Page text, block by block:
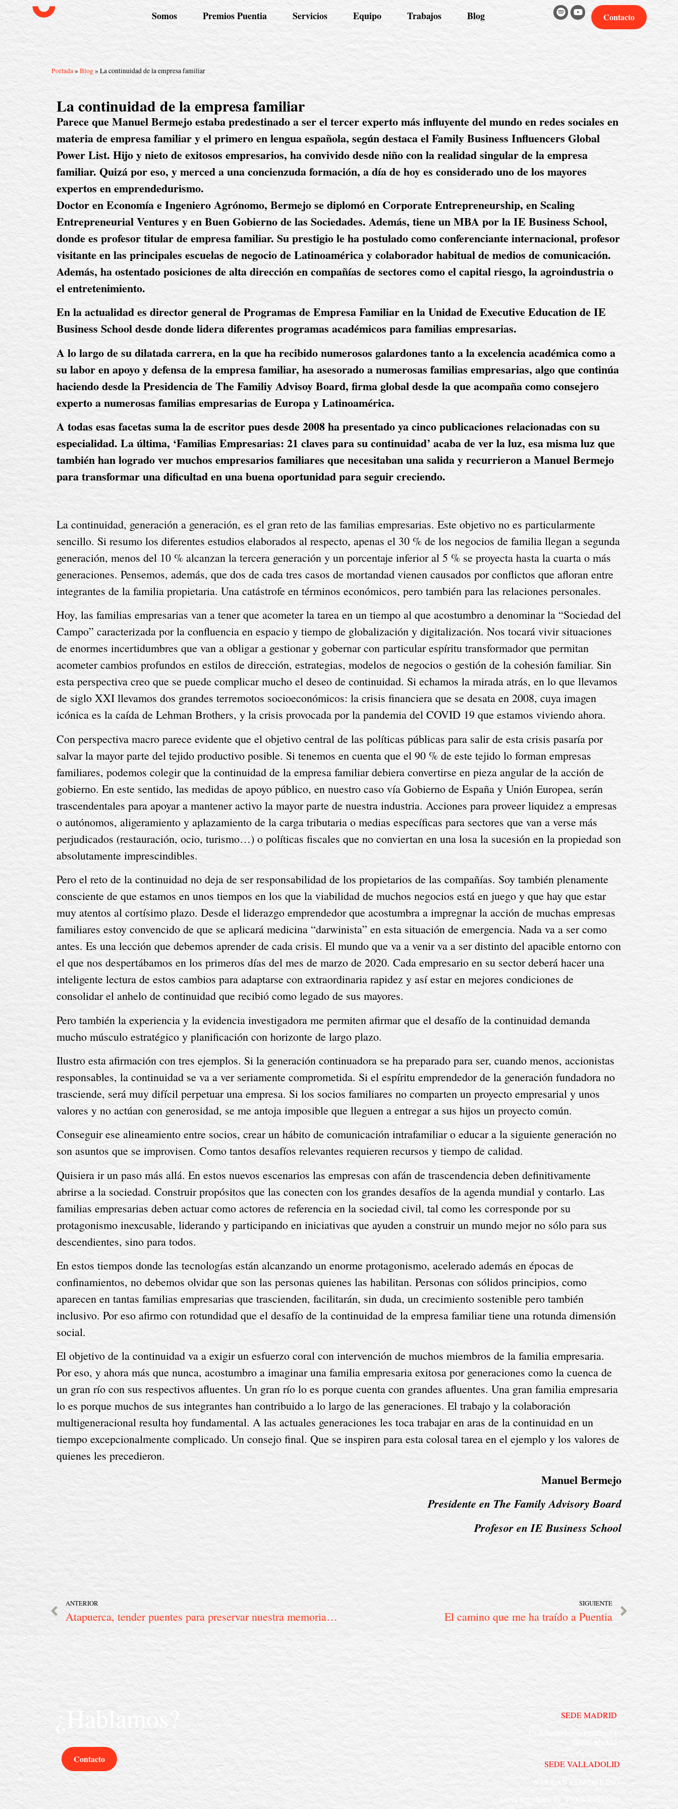
Somos Premios Puentia Servicios Equipo Trabajos Blog Contacto
Portada»Blog» La continuidad de la empresa familiar
La continuidad de la empresa familiar
Parece que Manuel Bermejo estaba predestinado a ser el tercer experto más influyente del mundo en redes sociales en
materia de empresa familiar y el primero en lengua española, según destaca el Family Business Influencers Global
Power List. Hijo y nieto de exitosos empresarios, ha convivido desde niño con la realidad singular de la empresa
familiar. Quizá por eso, y merced a una concienzuda formación, a día de hoy es considerado uno de los mayores
expertos en emprendedurismo.
Doctor en Economía e Ingeniero Agrónomo, Bermejo se diplomó en Corporate Entrepreneurship, en Scaling
Entrepreneurial Ventures y en Buen Gobierno de las Sociedades. Además, tiene un MBA por la IE Business School,
donde es profesor titular de empresa familiar. Su prestigio le ha postulado como conferenciante internacional, profesor
visitante en las principales escuelas de negocio de Latinoamérica y colaborador habitual de medios de comunicación.
Además, ha ostentado posiciones de alta dirección en compañías de sectores como el capital riesgo, la agroindustria o
el entretenimiento.
En la actualidad es director general de Programas de Empresa Familiar en la Unidad de Executive Education de IE
Business School desde donde lidera diferentes programas académicos para familias empresarias.
A lo largo de su dilatada carrera, en la que ha recibido numerosos galardones tanto a la excelencia académica como a
su labor en apoyo y defensa de la empresa familiar, ha asesorado a numerosas familias empresarias, algo que continúa
haciendo desde la Presidencia de The Familiy Advisoy Board, firma global desde la que acompaña como consejero
experto a numerosas familias empresarias de Europa y Latinoamérica.
A todas esas facetas suma la de escritor pues desde 2008 ha presentado ya cinco publicaciones relacionadas con su
especialidad. La última, ‘Familias Empresarias: 21 claves para su continuidad’ acaba de ver la luz, esa misma luz que
también han logrado ver muchos empresarios familiares que necesitaban una salida y recurrieron a Manuel Bermejo
para transformar una dificultad en una buena oportunidad para seguir creciendo.
La continuidad, generación a generación, es el gran reto de las familias empresarias. Este objetivo no es particularmente
sencillo. Si resumo los diferentes estudios elaborados al respecto, apenas el 30 % de los negocios de familia llegan a segunda
generación, menos del 10 % alcanzan la tercera generación y un porcentaje inferior al 5 % se proyecta hasta la cuarta o más
generaciones. Pensemos, además, que dos de cada tres casos de mortandad vienen causados por conflictos que afloran entre
integrantes de la familia propietaria. Una catástrofe en términos económicos, pero también para las relaciones personales.
Hoy, las familias empresarias van a tener que acometer la tarea en un tiempo al que acostumbro a denominar la “Sociedad del
Campo” caracterizada por la confluencia en espacio y tiempo de globalización y digitalización. Nos tocará vivir situaciones
de enormes incertidumbres que van a obligar a gestionar y gobernar con particular espíritu transformador que permitan
acometer cambios profundos en estilos de dirección, estrategias, modelos de negocios o gestión de la cohesión familiar. Sin
esta perspectiva creo que se puede complicar mucho el deseo de continuidad. Si echamos la mirada atrás, en lo que llevamos
de siglo XXI llevamos dos grandes terremotos socioeconómicos: la crisis financiera que se desata en 2008, cuya imagen
icónica es la caída de Lehman Brothers, y la crisis provocada por la pandemia del COVID 19 que estamos viviendo ahora.
Con perspectiva macro parece evidente que el objetivo central de las políticas públicas para salir de esta crisis pasaría por
salvar la mayor parte del tejido productivo posible. Si tenemos en cuenta que el 90 % de este tejido lo forman empresas
familiares, podemos colegir que la continuidad de la empresa familiar debiera convertirse en pieza angular de la acción de
gobierno. En este sentido, las medidas de apoyo público, en nuestro caso vía Gobierno de España y Unión Europea, serán
trascendentales para apoyar a mantener activo la mayor parte de nuestra industria. Acciones para proveer liquidez a empresas
o autónomos, aligeramiento y aplazamiento de la carga tributaria o medias específicas para sectores que van a verse más
perjudicados (restauración, ocio, turismo…) o políticas fiscales que no conviertan en una losa la sucesión en la propiedad son
absolutamente imprescindibles.
Pero el reto de la continuidad no deja de ser responsabilidad de los propietarios de las compañías. Soy también plenamente
consciente de que estamos en unos tiempos en los que la viabilidad de muchos negocios está en juego y que hay que estar
muy atentos al cortísimo plazo. Desde el liderazgo emprendedor que acostumbra a impregnar la acción de muchas empresas
familiares estoy convencido de que se aplicará medicina “darwinista” en esta situación de emergencia. Nada va a ser como
antes. Es una lección que debemos aprender de cada crisis. El mundo que va a venir va a ser distinto del apacible entorno con
el que nos despertábamos en los primeros días del mes de marzo de 2020. Cada empresario en su sector deberá hacer una
inteligente lectura de estos cambios para adaptarse con extraordinaria rapidez y así estar en mejores condiciones de
consolidar el anhelo de continuidad que recibió como legado de sus mayores.
Pero también la experiencia y la evidencia investigadora me permiten afirmar que el desafío de la continuidad demanda
mucho músculo estratégico y planificación con horizonte de largo plazo.
Ilustro esta afirmación con tres ejemplos. Si la generación continuadora se ha preparado para ser, cuando menos, accionistas
responsables, la continuidad se va a ver seriamente comprometida. Si el espíritu emprendedor de la generación fundadora no
trasciende, será muy difícil perpetuar una empresa. Si los socios familiares no comparten un proyecto empresarial y unos
valores y no actúan con generosidad, se me antoja imposible que lleguen a entregar a sus hijos un proyecto común.
Conseguir ese alineamiento entre socios, crear un hábito de comunicación intrafamiliar o educar a la siguiente generación no
son asuntos que se improvisen. Como tantos desafíos relevantes requieren recursos y tiempo de calidad.
Quisiera ir un paso más allá. En estos nuevos escenarios las empresas con afán de trascendencia deben definitivamente
abrirse a la sociedad. Construir propósitos que las conecten con los grandes desafíos de la agenda mundial y contarlo. Las
familias empresarias deben actuar como actores de referencia en la sociedad civil, tal como les corresponde por su
protagonismo inexcusable, liderando y participando en iniciativas que ayuden a construir un mundo mejor no sólo para sus
descendientes, sino para todos.
En estos tiempos donde las tecnologías están alcanzando un enorme protagonismo, acelerado además en épocas de
confinamientos, no debemos olvidar que son las personas quienes las habilitan. Personas con sólidos principios, como
aparecen en tantas familias empresarias que trascienden, facilitarán, sin duda, un crecimiento sostenible pero también
inclusivo. Por eso afirmo con rotundidad que el desafío de la continuidad de la empresa familiar tiene una rotunda dimensión
social.
El objetivo de la continuidad va a exigir un esfuerzo coral con intervención de muchos miembros de la familia empresaria.
Por eso, y ahora más que nunca, acostumbro a imaginar una familia empresaria exitosa por generaciones como la cuenca de
un gran río con sus respectivos afluentes. Un gran río lo es porque cuenta con grandes afluentes. Una gran familia empresaria
lo es porque muchos de sus integrantes han contribuido a lo largo de las generaciones. El trabajo y la colaboración
multigeneracional resulta hoy fundamental. A las actuales generaciones les toca trabajar en aras de la continuidad en un
tiempo excepcionalmente complicado. Un consejo final. Que se inspiren para esta colosal tarea en el ejemplo y los valores de
quienes les precedieron.
Manuel Bermejo
Presidente en The Family Advisory Board
Profesor en IE Business School
ANTERIOR
Atapuerca, tender puentes para preservar nuestra memoria biológica
SIGUIENTE
El camino que me ha traído a Puentia
¿Hablamos?
Contacto
SEDE MADRID
C/ Alberto León Peralta, 13
28036 Madrid
SEDE VALLADOLID
VIA LAB COWORKING
Acera Recoletos 19, 47004 Valladolid